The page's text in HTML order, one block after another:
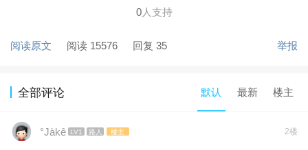
0人支持
阅读原文 阅读 15576 回复 35 举报
全部评论 默认 最新 楼主
°Jàkê LV1 路人 楼主 2楼